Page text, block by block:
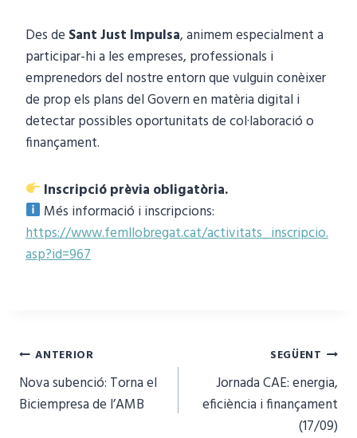
Des de Sant Just Impulsa, animem especialment a
participar-hi a les empreses, professionals i
emprenedors del nostre entorn que vulguin conèixer
de prop els plans del Govern en matèria digital i
detectar possibles oportunitats de col·laboració o
finançament.
Inscripció prèvia obligatòria.
Més informació i inscripcions:
https://www.femllobregat.cat/activitats_inscripcio.
asp?id=967
Navegació
d'entrades
ANTERIOR
Nova subenció: Torna el
Biciempresa de l’AMB
SEGÜENT
Jornada CAE: energia,
eficiència i finançament
(17/09)